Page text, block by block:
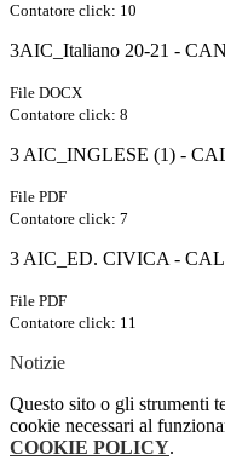
Contatore click: 10
3AIC_Italiano 20-21 -
File DOCX
Contatore click: 8
3 AIC_INGLESE (1) -
File PDF
Contatore click: 7
3 AIC_ED. CIVICA -
File PDF
Contatore click: 11
Notizie
Questo sito o gli strumenti
cookie necessari al
COOKIE POLICY.